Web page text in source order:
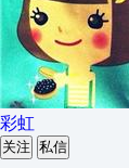
彩虹
关注 私信